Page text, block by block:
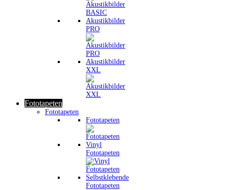
Akustikbilder
PRO
Akustikbilder
XXL
Fototapeten
Fototapeten
Fototapeten
Vinyl
Fototapeten
Selbstklebende
Fototapeten